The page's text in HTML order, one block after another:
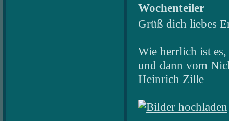
Wochenteiler
Grüß dich liebes
Wie herrlich ist
und dann vom
Heinrich Zille